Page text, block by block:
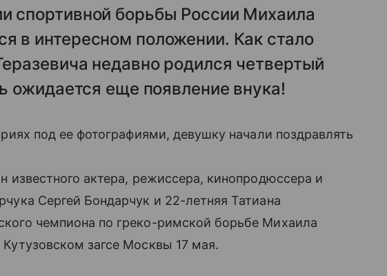
спортивной борьбы России Михаила
в интересном положении. Как стало
недавно родился четвертый
ожидается еще появление внука!
под ее фотографиями, девушку начали поздравлять
актера, режиссера, кинопродюссера и
Сергей Бондарчук и 22-летняя Татиана
чемпиона по греко-римской борьбе Михаила
загсе Москвы 17 мая.